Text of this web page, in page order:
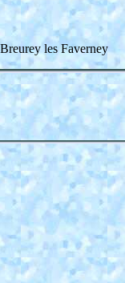
les Faverney